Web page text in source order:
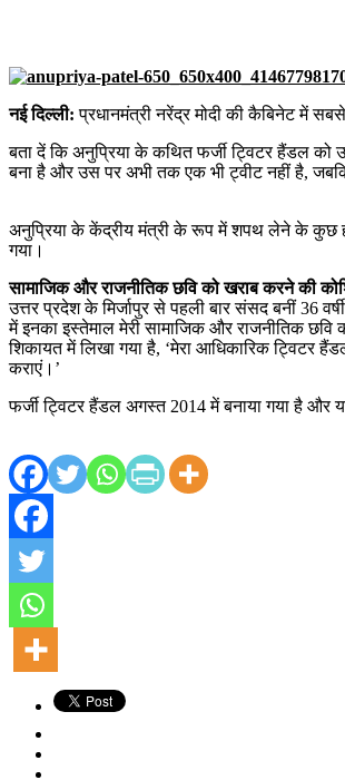
नई दिल्ली:प्रधानमंत्री नरेंद्र मोदी की कैबिनेट में
बता दें कि अनुप्रिया के कथित फर्जी ट्विटर हैंडल को
बना है और उस पर अभी तक एक भी ट्वीट नहीं है,
अनुप्रिया के केंद्रीय मंत्री के रूप में शपथ लेने के कुछ ही
गया।
सामाजिक और राजनीतिक छवि को खराब करने की
उत्तर प्रदेश के मिर्जापुर से पहली बार संसद बनीं 36
में इनका इस्तेमाल मेरी सामाजिक और राजनीतिक
शिकायत में लिखा गया है, ‘मेरा आधिकारिक
कराएं।’
फर्जी ट्विटर हैंडल अगस्त 2014 में बनाया गया है